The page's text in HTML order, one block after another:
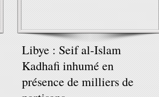
Libye : Seif al-Islam
Kadhafi inhumé en
présence de milliers de